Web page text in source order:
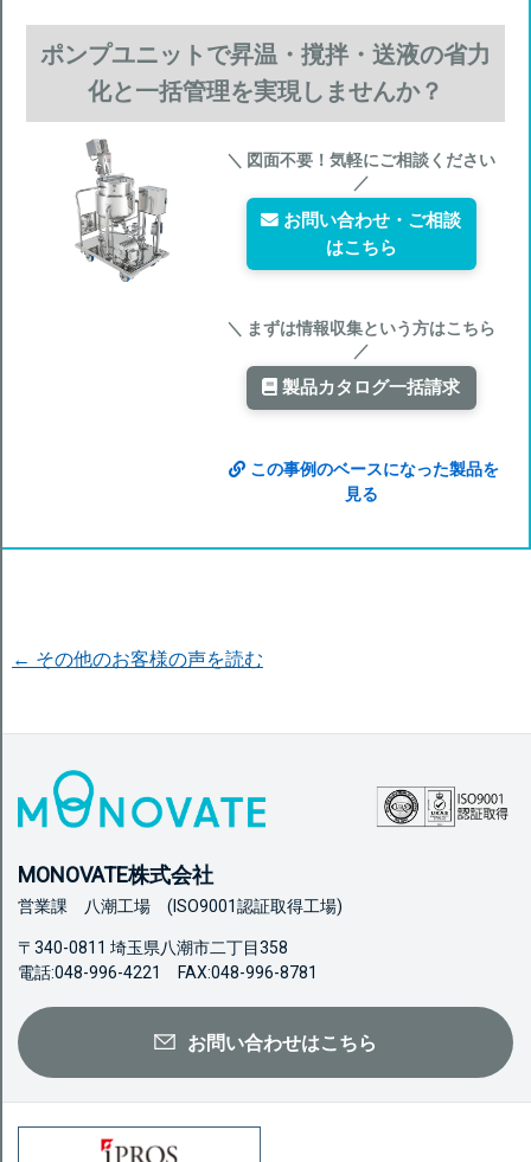
ポンプユニットで昇温・撹拌・送液の省力
化と一括管理を実現しませんか？
＼ 図面不要！気軽にご相談ください
／
お問い合わせ・ご相談
はこちら
＼ まずは情報収集という方はこちら
／
製品カタログ一括請求
この事例のベースになった製品を
見る
← その他のお客様の声を読む
MONOVATE株式会社
営業課 八潮工場 (ISO9001認証取得工場)
〒340-0811 埼玉県八潮市二丁目358
電話:048-996-4221 FAX:048-996-8781
お問い合わせはこちら